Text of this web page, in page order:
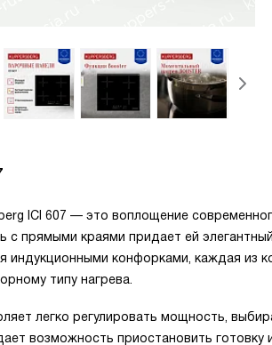
ICI 607 — это воплощение
с прямыми краями придает ей
индукционными конфорками, каждая из
типу нагрева.
легко регулировать мощность,
возможность приостановить